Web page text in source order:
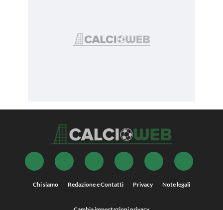
Chi siamo Redazione e Contatti Privacy Note legali